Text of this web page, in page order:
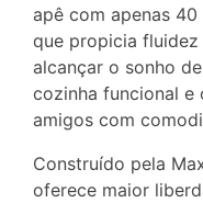
apê com apenas 40
que propicia
alcançar o sonho
cozinha funcional e
amigos com
Construído pela
oferece maior